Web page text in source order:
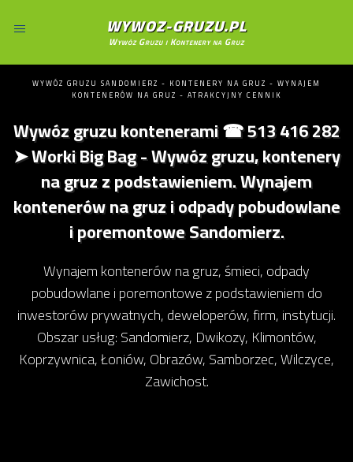
WYWOZ-GRUZU.PL
Wywóz Gruzu i Kontenery na Gruz
WYWÓZ GRUZU SANDOMIERZ - KONTENERY NA GRUZ - WYNAJEM
KONTENERÓW NA GRUZ - ATRAKCYJNY CENNIK
Wywóz gruzu kontenerami ☎ 513 416 282
➤ Worki Big Bag - Wywóz gruzu, kontenery
na gruz z podstawieniem. Wynajem
kontenerów na gruz i odpady pobudowlane
i poremontowe Sandomierz.
Wynajem kontenerów na gruz, śmieci, odpady
pobudowlane i poremontowe z podstawieniem do
inwestorów prywatnych, deweloperów, firm, instytucji.
Obszar usług: Sandomierz, Dwikozy, Klimontów,
Koprzywnica, Łoniów, Obrazów, Samborzec, Wilczyce,
Zawichost.